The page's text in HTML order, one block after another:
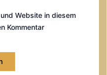
Website in diesem
Kommentar